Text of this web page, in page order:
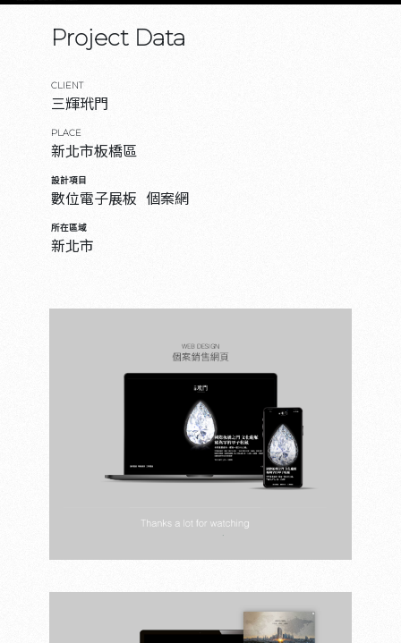
Project Data
CLIENT
三輝玳門
PLACE
新北市板橋區
設計項目
數位電子展板 個案網
所在區域
新北市